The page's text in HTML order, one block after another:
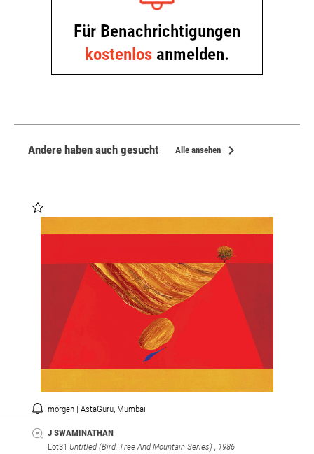
Andere haben auch gesucht Alle ansehen chevron_right
morgen | AstaGuru, Mumbai
J SWAMINATHAN
Lot31 Untitled (Bird, Tree And Mountain Series) , 1986